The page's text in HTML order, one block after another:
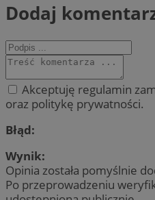
Dodaj
Akceptuję regulamin
oraz politykę prywatności.
Błąd:
Wynik:
Opinia została pomyślnie
Po przeprowadzeniu